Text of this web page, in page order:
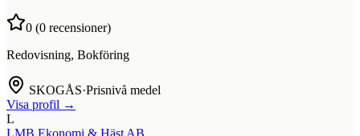
0 (0 recensioner)
Redovisning, Bokföring
SKOGÅS·Prisnivå medel
Visa profil →
L
LMB Ekonomi & Häst AB